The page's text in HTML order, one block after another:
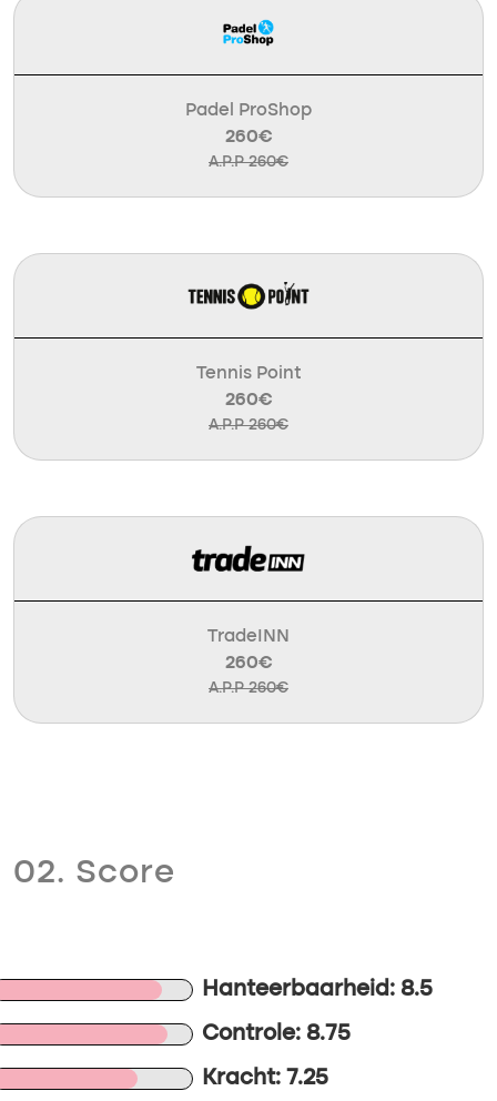
Padel ProShop
260€
A.P.P 260€
Tennis Point
260€
A.P.P 260€
TradeINN
260€
A.P.P 260€
02. Score
Hanteerbaarheid: 8.5
Controle: 8.75
Kracht: 7.25